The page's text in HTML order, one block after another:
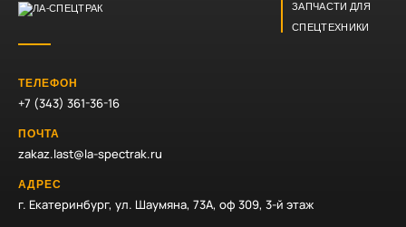
ЗАПЧАСТИ ДЛЯ
СПЕЦТЕХНИКИ
ТЕЛЕФОН
+7 (343) 361-36-16
ПОЧТА
zakaz.last@la-spectrak.ru
АДРЕС
г. Екатеринбург, ул. Шаумяна, 73А, оф 309, 3-й этаж